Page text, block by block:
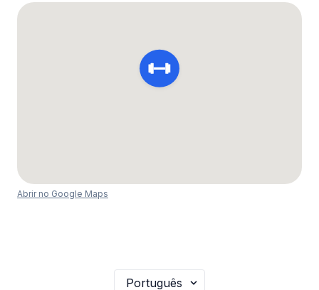
Abrir no Google Maps